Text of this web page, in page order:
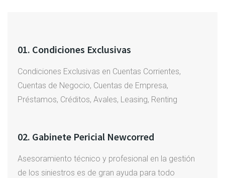
01. Condiciones Exclusivas
Condiciones Exclusivas en Cuentas Corrientes,
Cuentas de Negocio, Cuentas de Empresa,
Préstamos, Créditos, Avales, Leasing, Renting
02. Gabinete Pericial Newcorred
Asesoramiento técnico y profesional en la gestión
de los siniestros es de gran ayuda para todo